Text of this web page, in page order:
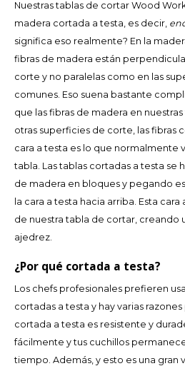
Polski
CAD
CHF
INR
JPY
CZK
DKK
HUF
Nuestras tablas de cortar Wood
madera cortada a testa, es decir,
significa eso realmente? En la
fibras de madera están
corte y no paralelas como en las
comunes. Eso suena bastante
que las fibras de madera en
otras superficies de corte, las fibras
cara a testa es lo que normalmente
tabla. Las tablas cortadas a testa se
de madera en bloques y pegando
la cara a testa hacia arriba. Esta
de nuestra tabla de cortar, creando
ajedrez.
¿Por qué cortada a testa?
Los chefs profesionales prefieren
cortadas a testa y hay varias
cortada a testa es resistente y
fácilmente y tus cuchillos
tiempo. Además, y esto es una gran